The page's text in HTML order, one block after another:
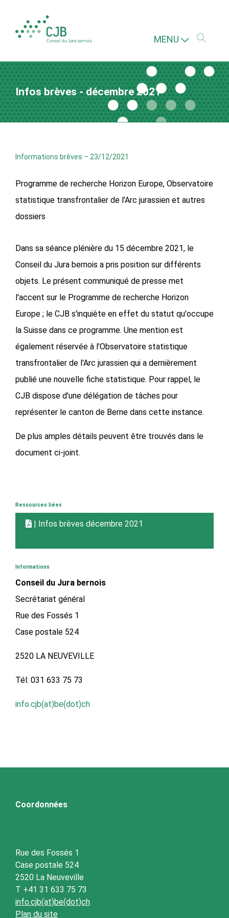
MENU
Infos brèves - décembre 2021
Informations brèves – 23/12/2021
Programme de recherche Horizon Europe, Observatoire
statistique transfrontalier de l'Arc jurassien et autres
dossiers
Dans sa séance plénière du 15 décembre 2021, le
Conseil du Jura bernois a pris position sur différents
objets. Le présent communiqué de presse met
l'accent sur le Programme de recherche Horizon
Europe ; le CJB s'inquiète en effet du statut qu'occupe
la Suisse dans ce programme. Une mention est
également réservée à l'Observatoire statistique
transfrontalier de l'Arc jurassien qui a dernièrement
publié une nouvelle fiche statistique. Pour rappel, le
CJB dispose d'une délégation de tâches pour
représenter le canton de Berne dans cette instance.
De plus amples détails peuvent être trouvés dans le
document ci-joint.
Ressources liées
| Infos brèves décembre 2021
Informations
Conseil du Jura bernois
Secrétariat général
Rue des Fossés 1
Case postale 524
2520 LA NEUVEVILLE
Tél: 031 633 75 73
info.cjb(at)be(dot)ch
Coordonnées
Rue des Fossés 1
Case postale 524
2520 La Neuveville
T +41 31 633 75 73
info.cjb(at)be(dot)ch
Plan du site